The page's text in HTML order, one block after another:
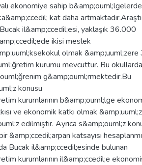
ekonomiye sahip
kat daha
il&amp;ccedil;esi, yaklaşık 36.000
ikisi meslek
olmak &amp;uuml;zere
kurumu mevcuttur. Bu okullarda
g&amp;ouml;rmektedir.Bu
konusu
kurumlarının b&amp;ouml;lge
ve ekonomik katkı olmak
edilmiştir. Ayrıca s&amp;ouml;z
&amp;ccedil;arpan katsayısı
Bucak il&amp;ccedil;esinde bulunan
kurumlarının il&amp;ccedil;e